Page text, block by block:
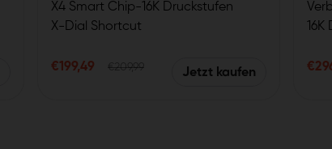
X4 Smart Chip-16K Druckstufen
X-Dial Shortcut
Verbindung mit nur einem Kabel
€199,49 €209,99 Jetzt kaufen